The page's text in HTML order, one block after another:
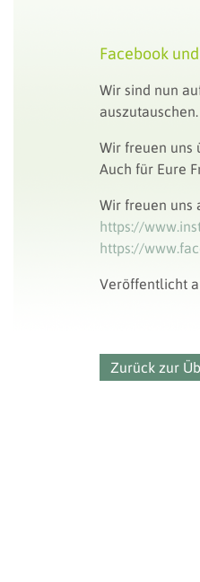
Facebook
Wir sind nun
auszutauschen.
Wir freuen uns
Auch für Eure
Wir freuen uns
https://
https://
Veröffentlicht
Zurück zur